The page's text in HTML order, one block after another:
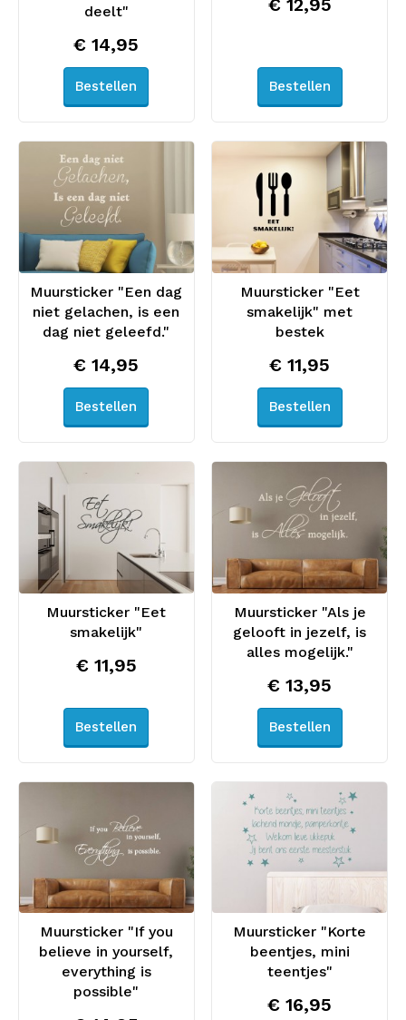
deelt"
€ 14,95
Bestellen
€ 12,95
Bestellen
Muursticker "Een dag
niet gelachen, is een
dag niet geleefd."
€ 14,95
Bestellen
Muursticker "Eet
smakelijk" met
bestek
€ 11,95
Bestellen
Muursticker "Eet
smakelijk"
€ 11,95
Bestellen
Muursticker "Als je
gelooft in jezelf, is
alles mogelijk."
€ 13,95
Bestellen
Muursticker "If you
believe in yourself,
everything is
possible"
Muursticker "Korte
beentjes, mini
teentjes"
€ 16,95